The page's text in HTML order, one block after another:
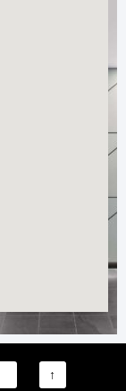
↑